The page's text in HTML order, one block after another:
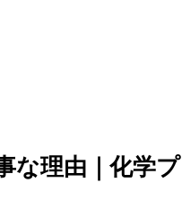
な理由｜化学